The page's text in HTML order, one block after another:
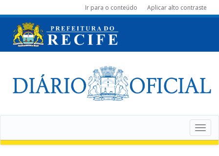
Ir para o conteúdo Aplicar alto contraste
Toggle